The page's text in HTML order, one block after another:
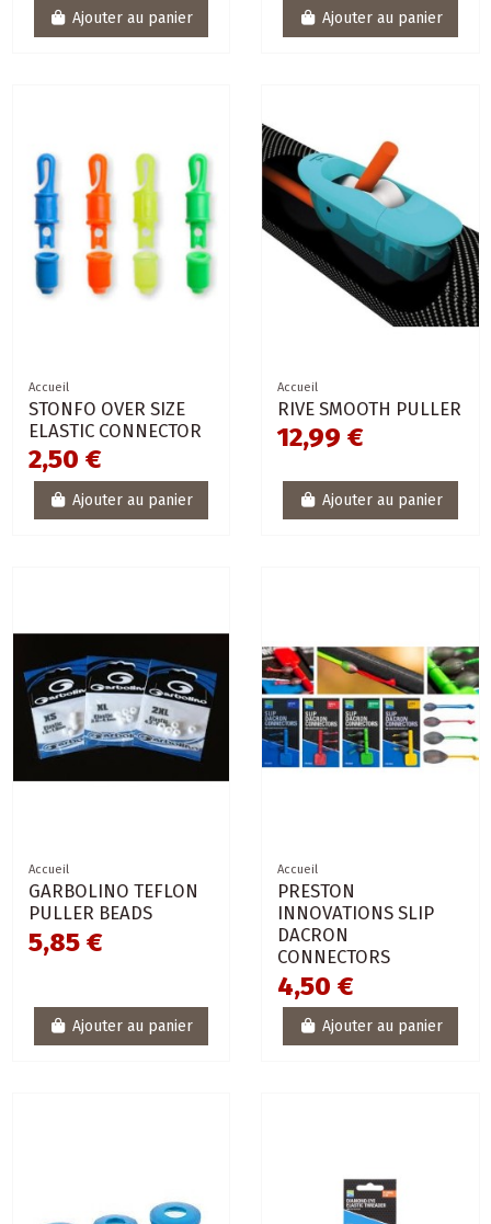
Ajouter au panier Ajouter au panier
Accueil
STONFO OVER SIZE
ELASTIC CONNECTOR
2,50 €
Ajouter au panier
Accueil
RIVE SMOOTH PULLER
12,99 €
Ajouter au panier
Accueil
GARBOLINO TEFLON
PULLER BEADS
5,85 €
Ajouter au panier
Accueil
PRESTON
INNOVATIONS SLIP
DACRON
CONNECTORS
4,50 €
Ajouter au panier